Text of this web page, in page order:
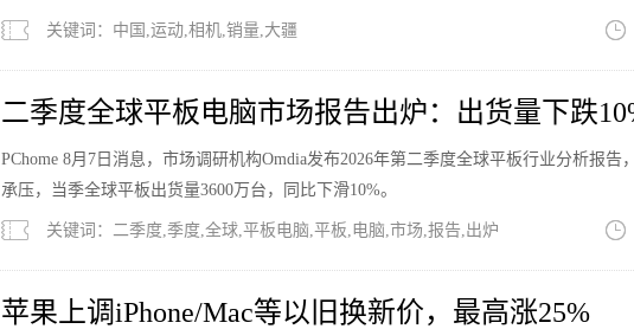
关键词：中国,运动,相机,销量,大疆
二季度全球平板电脑市场报告出炉：出货量下跌
列第一
PChome 8月7日消息，市场调研机构Omdia发布2026年第二季度全球平板行业分析报告
承压，当季全球平板出货量3600万台，同比下滑10%。
关键词：二季度,季度,全球,平板电脑,平板,电脑,市场,报告,出炉
苹果上调iPhone/Mac等以旧换新价，最高涨25%